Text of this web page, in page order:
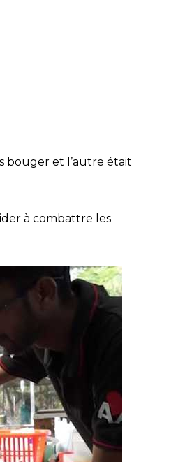
bouger et l’autre était
à combattre les